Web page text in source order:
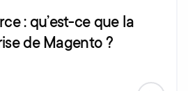
: qu’est-ce que la
de Magento ?